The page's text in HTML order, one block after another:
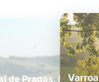
Varroa, Traças